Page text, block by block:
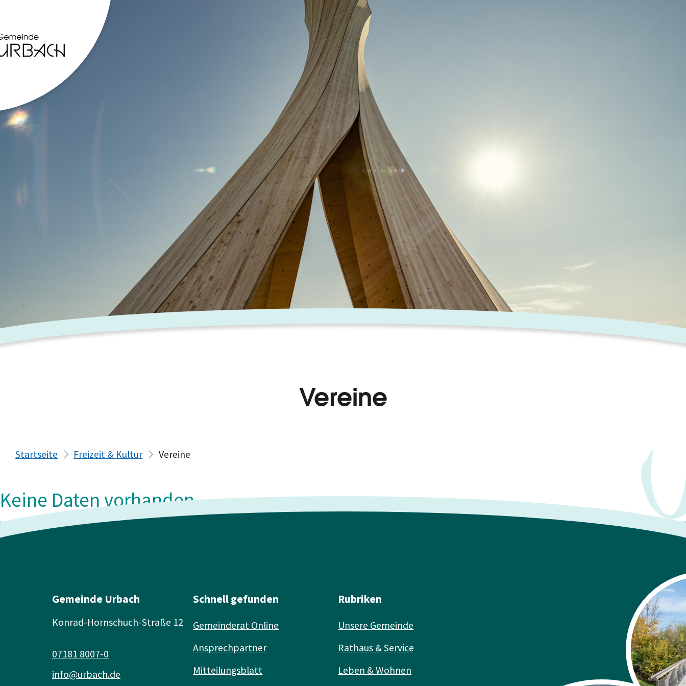
Vereine
Startseite Freizeit & Kultur Vereine
Keine Daten vorhanden
Gemeinde Urbach
Konrad-Hornschuch-Straße 12
info@urbach.de
07181 8007-0
Schnell gefunden
Gemeinderat Online
Ansprechpartner
Mitteilungsblatt
Rubriken
Unsere Gemeinde
Rathaus & Service
Leben & Wohnen